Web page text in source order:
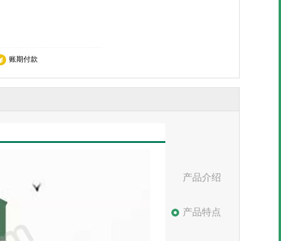
账期付款
产品介绍
产品特点